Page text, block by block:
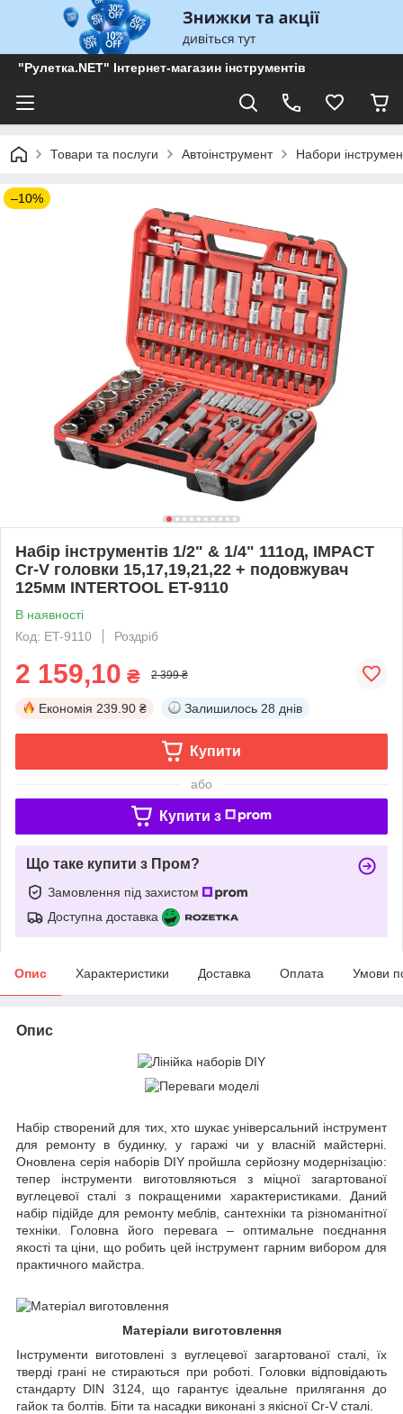
"Рулетка.NET" Інтернет-магазин інструментів
Товари та послуги Автоінструмент Набори
–10%
Набір інструментів 1/2" & 1/4" 111од, IMPACT
Cr-V головки 15,17,19,21,22 + подовжувач
125мм INTERTOOL ET-9110
В наявності
Код: ET-9110
Роздріб
2 159,10 ₴ 2 399 ₴
Економія 239.90 ₴ Залишилось 28 днів
Купити
або
Купити з
Що таке купити з Пром?
Замовлення під захистом
Доступна доставка
Опис Характеристики Доставка Оплата Умови
Опис
Набір створений для тих, хто шукає універсальний інструмент
для ремонту в будинку, у гаражі чи у власній майстерні.
Оновлена серія наборів DIY пройшла серйозну модернізацію:
тепер інструменти виготовляються з міцної загартованої
вуглецевої сталі з покращеними характеристиками. Даний
набір підійде для ремонту меблів, сантехніки та різноманітної
техніки. Головна його перевага – оптимальне поєднання
якості та ціни, що робить цей інструмент гарним вибором для
практичного майстра.
Матеріали виготовлення
Інструменти виготовлені з вуглецевої загартованої сталі, їх
тверді грані не стираються при роботі. Головки відповідають
стандарту DIN 3124, що гарантує ідеальне прилягання до
гайок та болтів. Біти та насадки виконані з якісної Cr-V сталі.